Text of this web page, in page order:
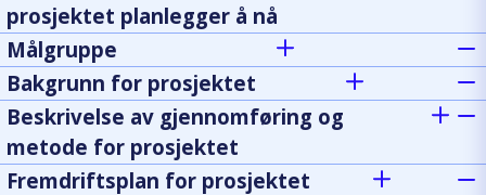
prosjektet planlegger å nå
Målgruppe
Bakgrunn for prosjektet
Beskrivelse av gjennomføring og
metode for prosjektet
Fremdriftsplan for prosjektet